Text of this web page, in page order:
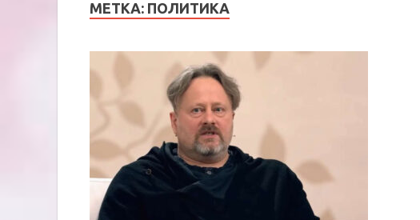
МЕТКА: ПОЛИТИКА